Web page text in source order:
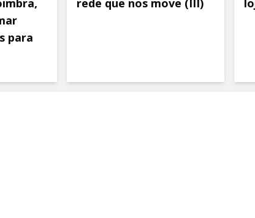
para